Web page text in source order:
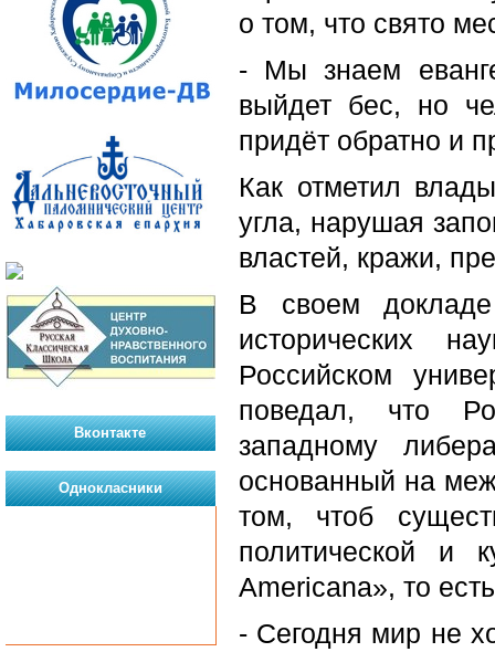
о том, что свято
- Мы знаем
выйдет бес, но
придёт обратно и
Как отметил
угла, нарушая
властей, кражи,
В своем
исторических
Российском
поведал, что
западному
основанный на
том, чтоб
политической и
Americana», то
- Сегодня мир не
Вконтакте
Однокласники